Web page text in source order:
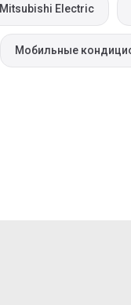
Mitsubishi Electric
Мобильные